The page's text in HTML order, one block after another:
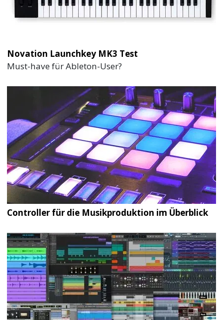
Novation Launchkey MK3 Test
Must-have für Ableton-User?
Controller für die Musikproduktion im Überblick